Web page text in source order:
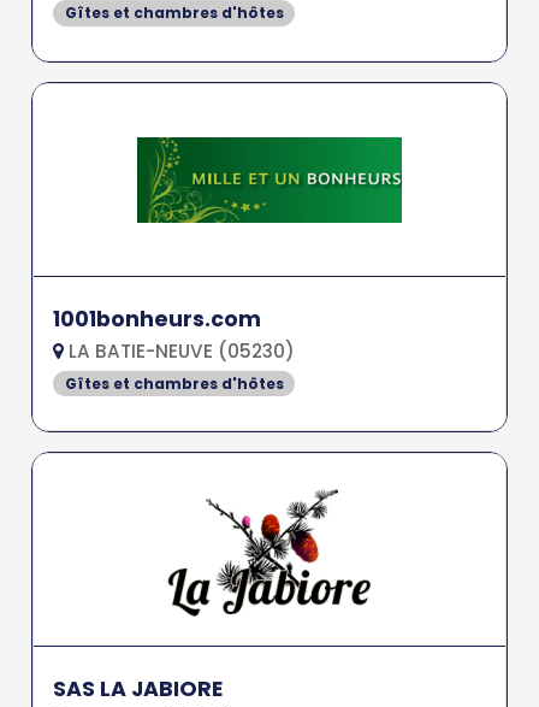
Gîtes et chambres d'hôtes
1001bonheurs.com
LA BATIE-NEUVE (05230)
Gîtes et chambres d'hôtes
SAS LA JABIORE